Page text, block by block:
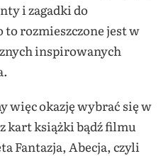
i zagadki do
rozmieszczone jest w
inspirowanych
więc okazję wybrać się w
kart książki bądź filmu
Fantazja, Abecja, czyli